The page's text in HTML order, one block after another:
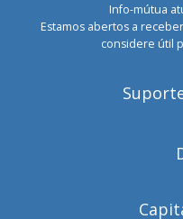
Info-mútua
Estamos abertos a
considere útil